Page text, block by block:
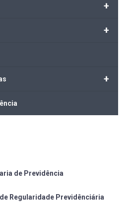
+
+
+
de Previdência
Regularidade Previdênciária